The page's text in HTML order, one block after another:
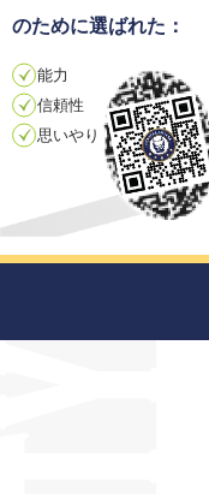
のために選ばれた：
能力
信頼性
思いやり